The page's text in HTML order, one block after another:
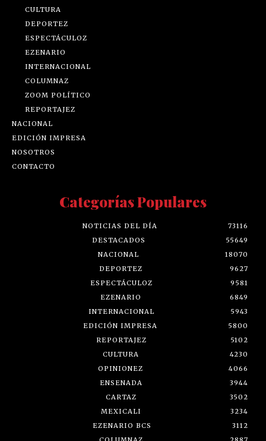
CULTURA
DEPORTEZ
ESPECTÁCULOZ
EZENARIO
INTERNACIONAL
COLUMNAZ
ZOOM POLÍTICO
REPORTAJEZ
NACIONAL
EDICIÓN IMPRESA
NOSOTROS
CONTACTO
Categorías Populares
NOTICIAS DEL DÍA
73116
DESTACADOS
55649
NACIONAL
18070
DEPORTEZ
9627
ESPECTÁCULOZ
9581
EZENARIO
6849
INTERNACIONAL
5943
EDICIÓN IMPRESA
5800
REPORTAJEZ
5102
CULTURA
4230
OPINIONEZ
4066
ENSENADA
3944
CARTAZ
3502
MEXICALI
3234
EZENARIO BCS
3112